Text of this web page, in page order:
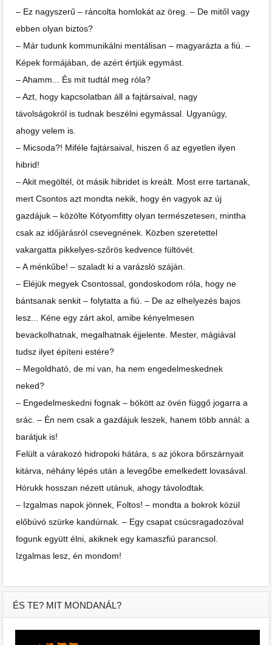
– Ez nagyszerű – ráncolta homlokát az öreg. – De mitől vagy
ebben olyan biztos?
– Már tudunk kommunikálni mentálisan – magyarázta a fiú. –
Képek formájában, de azért értjük egymást.
– Ahamm... És mit tudtál meg róla?
– Azt, hogy kapcsolatban áll a fajtársaival, nagy
távolságokról is tudnak beszélni egymással. Ugyanúgy,
ahogy velem is.
– Micsoda?! Miféle fajtársaival, hiszen ő az egyetlen ilyen
hibrid!
– Akit megöltél, öt másik hibridet is kreált. Most erre tartanak,
mert Csontos azt mondta nekik, hogy én vagyok az új
gazdájuk – közölte Kótyomfitty olyan természetesen, mintha
csak az időjárásról csevegnének. Közben szeretettel
vakargatta pikkelyes-szőrös kedvence fültövét.
– A ménkűbe! – szaladt ki a varázsló száján.
– Eléjük megyek Csontossal, gondoskodom róla, hogy ne
bántsanak senkit – folytatta a fiú. – De az elhelyezés bajos
lesz... Kéne egy zárt akol, amibe kényelmesen
bevackolhatnak, megalhatnak éjjelente. Mester, mágiával
tudsz ilyet építeni estére?
– Megoldható, de mi van, ha nem engedelmeskednek
neked?
– Engedelmeskedni fognak – bökött az övén függő jogarra a
srác. – Én nem csak a gazdájuk leszek, hanem több annál: a
barátjuk is!
Felült a várakozó hidropoki hátára, s az jókora bőrszárnyait
kitárva, néhány lépés után a levegőbe emelkedett lovasával.
Hórukk hosszan nézett utánuk, ahogy távolodtak.
– Izgalmas napok jönnek, Foltos! – mondta a bokrok közül
előbúvó szürke kandúrnak. – Egy csapat csúcsragadozóval
fogunk együtt élni, akiknek egy kamaszfiú parancsol.
Izgalmas lesz, én mondom!
ÉS TE? MIT MONDANÁL?